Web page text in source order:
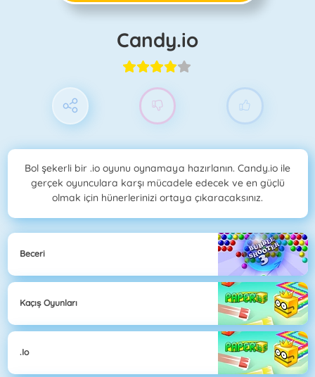
Candy.io
Bol şekerli bir .io oyunu oynamaya hazırlanın. Candy.io ile
gerçek oyunculara karşı mücadele edecek ve en güçlü
olmak için hünerlerinizi ortaya çıkaracaksınız.
Beceri
Kaçış Oyunları
.io